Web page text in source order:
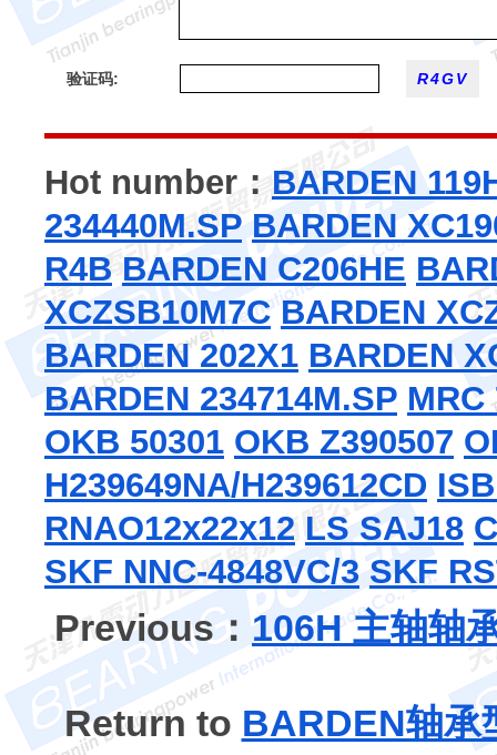
验证码:
Hot number： BARDEN
234440M.SP BARDEN
R4B BARDEN C206HE
XCZSB10M7C BARDEN
BARDEN 202X1 BARDEN
BARDEN 234714M.SP MRC
OKB 50301 OKB Z390507
H239649NA/H239612CD
RNAO12x22x12 LS SAJ18
SKF NNC-4848VC/3 SKF
Previous： 106H 主轴轴
Return to BARDEN轴承